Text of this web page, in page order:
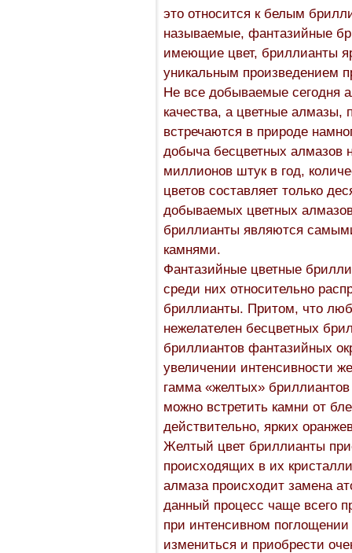
это относится к белым
называемые, фантазийные
имеющие цвет, бриллианты
уникальным произведением
Не все добываемые сегодня
качества, а цветные
встречаются в природе
добыча бесцветных алмазов
миллионов штук в год,
цветов составляет только
добываемых цветных
бриллианты являются
камнями.
Фантазийные цветные
среди них относительно
бриллианты. Притом, что
нежелателен бесцветных
бриллиантов фантазийных
увеличении интенсивности
гамма «желтых»
можно встретить камни от
действительно, ярких
Желтый цвет бриллианты
происходящих в их
алмаза происходит замена
данный процесс чаще всего
при интенсивном
измениться и приобрести